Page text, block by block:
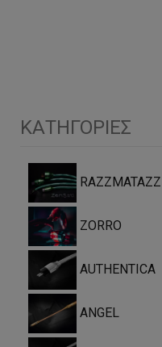
ΚΑΤΗΓΟΡΊΕΣ
RAZZMATAZZ
ZORRO
AUTHENTICA
ANGEL